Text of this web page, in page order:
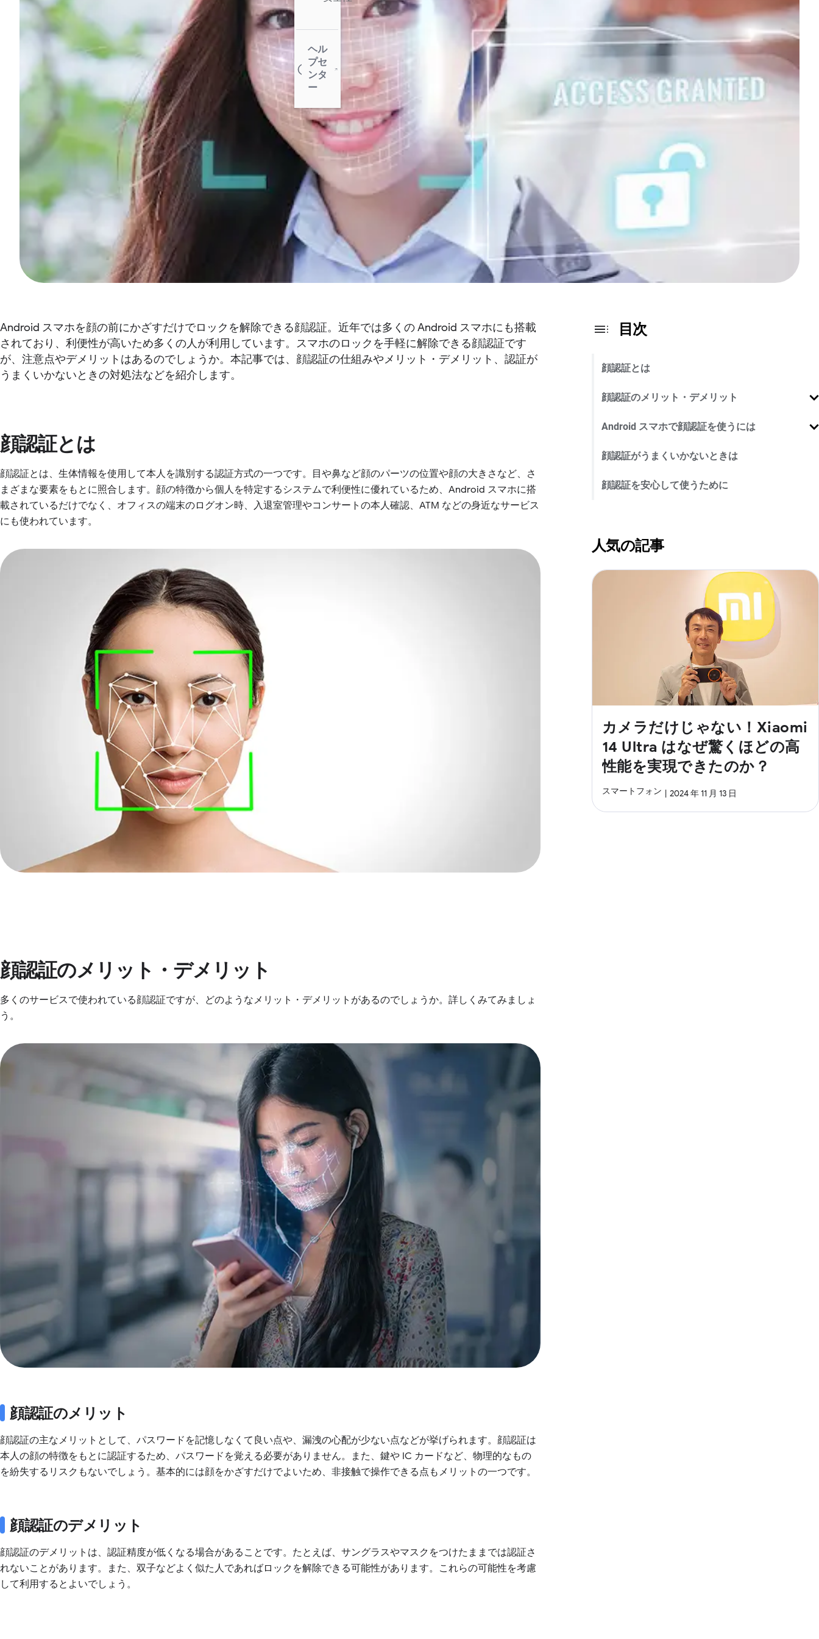
ヘル
プセ
ンタ
ー
Android スマホを顔の前にかざすだけでロックを解除できる顔認証。近年では多くの Android スマホにも搭載
されており、利便性が高いため多くの人が利用しています。スマホのロックを手軽に解除できる顔認証です
が、注意点やデメリットはあるのでしょうか。本記事では、顔認証の仕組みやメリット・デメリット、認証が
うまくいかないときの対処法などを紹介します。
顔認証とは
顔認証とは、生体情報を使用して本人を識別する認証方式の一つです。目や鼻など顔のパーツの位置や顔の大きさなど、さ
まざまな要素をもとに照合します。顔の特徴から個人を特定するシステムで利便性に優れているため、Android スマホに搭
載されているだけでなく、オフィスの端末のログオン時、入退室管理やコンサートの本人確認、ATM などの身近なサービス
にも使われています。
顔認証のメリット・デメリット
多くのサービスで使われている顔認証ですが、どのようなメリット・デメリットがあるのでしょうか。詳しくみてみましょ
う。
顔認証のメリット
顔認証の主なメリットとして、パスワードを記憶しなくて良い点や、漏洩の心配が少ない点などが挙げられます。顔認証は
本人の顔の特徴をもとに認証するため、パスワードを覚える必要がありません。また、鍵や IC カードなど、物理的なもの
を紛失するリスクもないでしょう。基本的には顔をかざすだけでよいため、非接触で操作できる点もメリットの一つです。
顔認証のデメリット
顔認証のデメリットは、認証精度が低くなる場合があることです。たとえば、サングラスやマスクをつけたままでは認証さ
れないことがあります。また、双子などよく似た人であればロックを解除できる可能性があります。これらの可能性を考慮
して利用するとよいでしょう。
目次
顔認証とは
顔認証のメリット・デメリット
Android スマホで顔認証を使うには
顔認証がうまくいかないときは
顔認証を安心して使うために
人気の記事
カメラだけじゃない！Xiaomi
14 Ultra はなぜ驚くほどの高
性能を実現できたのか？
スマートフォン 2024 年 11 月 13 日